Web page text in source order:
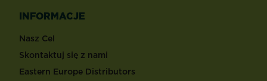
INFORMACJE
Nasz Cel
Skontaktuj się z nami
Eastern Europe Distributors